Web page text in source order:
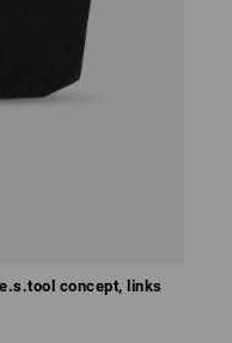
concept, links